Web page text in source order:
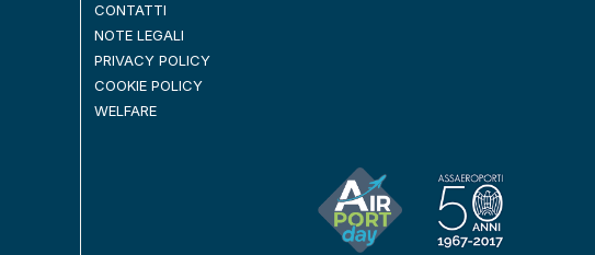
CONTATTI
NOTE LEGALI
PRIVACY POLICY
COOKIE POLICY
WELFARE